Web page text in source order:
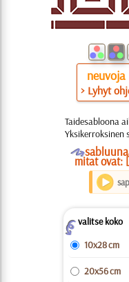
neuvoja
> Lyhyt
Taidesabloona
Yksikerroksinen
O
mitat ovat:
Zvalitse koko
10x28 cm
20x56 cm